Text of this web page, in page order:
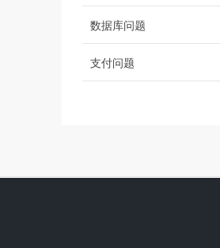
数据库问题
支付问题